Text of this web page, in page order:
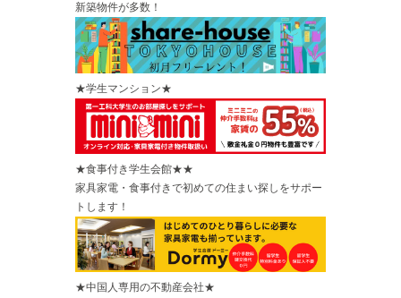
新築物件が多数！
★学生マンション★
★食事付き学生会館★★
家具家電・食事付きで初めての住まい探しをサポー
トします！
★中国人専用の不動産会社★